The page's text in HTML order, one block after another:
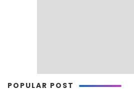
POPULAR POST